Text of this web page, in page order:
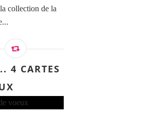
collection de la
4 CARTES